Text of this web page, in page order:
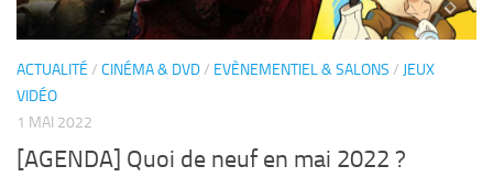
ACTUALITÉ / CINÉMA & DVD/ EVÈNEMENTIEL & SALONS / JEUX
VIDÉO
1 MAI 2022
[AGENDA] Quoi de neuf en mai 2022 ?